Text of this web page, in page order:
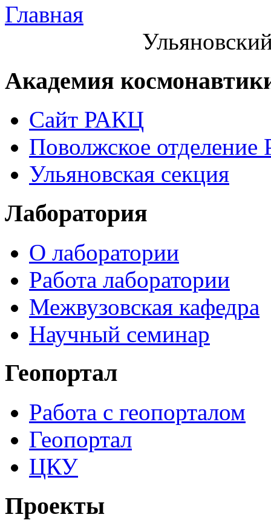
Главная
Академия
Сайт РАКЦ
Поволжское
Ульяновская секция
Лаборатория
О лаборатории
Работа лаборатории
Межвузовская кафедра
Научный семинар
Геопортал
Работа с геопорталом
Геопортал
ЦКУ
Проекты